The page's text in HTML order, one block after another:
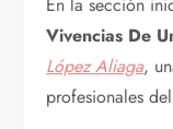
En la sección
Vivencias De
López Aliaga,
profesionales